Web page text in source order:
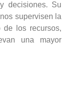
decisiones. Su
supervisen la
de los recursos,
una mayor